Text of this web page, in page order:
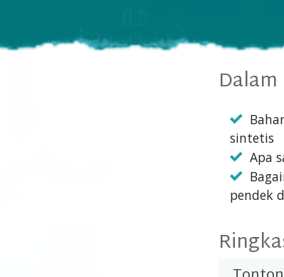
sintetis
Apa
pendek